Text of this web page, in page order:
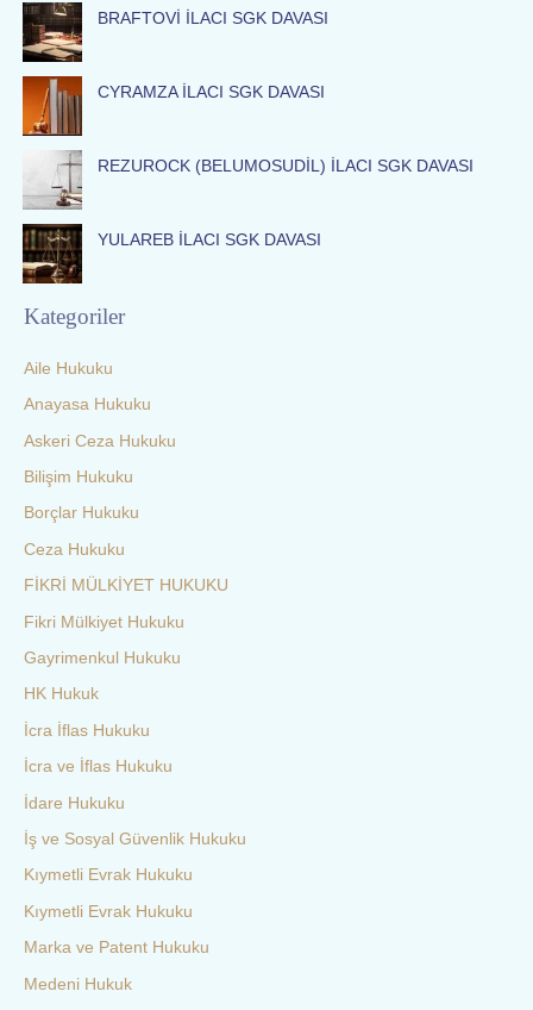
o
r
:
BRAFTOVİ İLACI SGK DAVASI
CYRAMZA İLACI SGK DAVASI
REZUROCK (BELUMOSUDİL) İLACI SGK DAVASI
YULAREB İLACI SGK DAVASI
Kategoriler
Aile Hukuku
Anayasa Hukuku
Askeri Ceza Hukuku
Bilişim Hukuku
Borçlar Hukuku
Ceza Hukuku
FİKRİ MÜLKİYET HUKUKU
Fikri Mülkiyet Hukuku
Gayrimenkul Hukuku
HK Hukuk
İcra İflas Hukuku
İcra ve İflas Hukuku
İdare Hukuku
İş ve Sosyal Güvenlik Hukuku
Kıymetli Evrak Hukuku
Kıymetli Evrak Hukuku
Marka ve Patent Hukuku
Medeni Hukuk